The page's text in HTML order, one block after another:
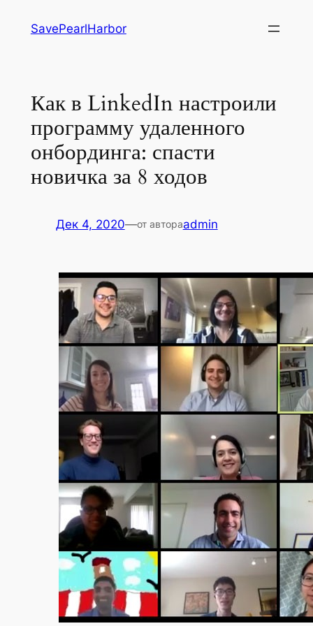
SavePearlHarbor
Как в LinkedIn настроили
программу удаленного
онбординга: спасти
новичка за 8 ходов
Дек 4, 2020—от автораadmin